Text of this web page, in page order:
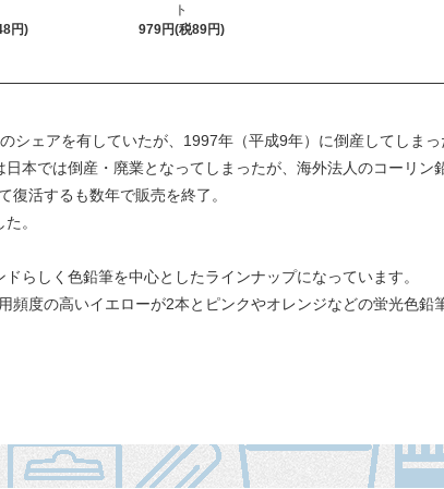
円)
ト
979円(税89円)
シェアを有していたが、1997年（平成9年）に倒産してしまっ
本では倒産・廃業となってしまったが、海外法人のコーリン
復活するも数年で販売を終了。
。
らしく色鉛筆を中心としたラインナップになっています。
頻度の高いイエローが2本とピンクやオレンジなどの蛍光色鉛